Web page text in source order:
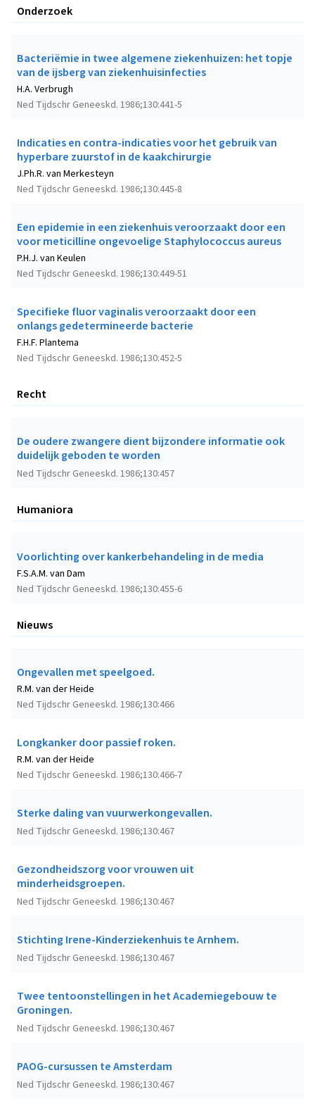
Onderzoek
Bacteriëmie in twee algemene ziekenhuizen: het topje
van de ijsberg van ziekenhuisinfecties
Ned Tijdschr Geneeskd. 1986;130:441-5
H.A. Verbrugh
Indicaties en contra-indicaties voor het gebruik van
hyperbare zuurstof in de kaakchirurgie
Ned Tijdschr Geneeskd. 1986;130:445-8
J.Ph.R. van Merkesteyn
Een epidemie in een ziekenhuis veroorzaakt door een
voor meticilline ongevoelige Staphylococcus aureus
Ned Tijdschr Geneeskd. 1986;130:449-51
P.H.J. van Keulen
Specifieke fluor vaginalis veroorzaakt door een
onlangs gedetermineerde bacterie
Ned Tijdschr Geneeskd. 1986;130:452-5
F.H.F. Plantema
Recht
De oudere zwangere dient bijzondere informatie ook
duidelijk geboden te worden
Ned Tijdschr Geneeskd. 1986;130:457
Humaniora
Voorlichting over kankerbehandeling in de media
Ned Tijdschr Geneeskd. 1986;130:455-6
F.S.A.M. van Dam
Nieuws
Ongevallen met speelgoed.
Ned Tijdschr Geneeskd. 1986;130:466
R.M. van der Heide
Longkanker door passief roken.
Ned Tijdschr Geneeskd. 1986;130:466-7
R.M. van der Heide
Sterke daling van vuurwerkongevallen.
Ned Tijdschr Geneeskd. 1986;130:467
Gezondheidszorg voor vrouwen uit
minderheidsgroepen.
Ned Tijdschr Geneeskd. 1986;130:467
Stichting Irene-Kinderziekenhuis te Arnhem.
Ned Tijdschr Geneeskd. 1986;130:467
Twee tentoonstellingen in het Academiegebouw te
Groningen.
Ned Tijdschr Geneeskd. 1986;130:467
PAOG-cursussen te Amsterdam
Ned Tijdschr Geneeskd. 1986;130:467